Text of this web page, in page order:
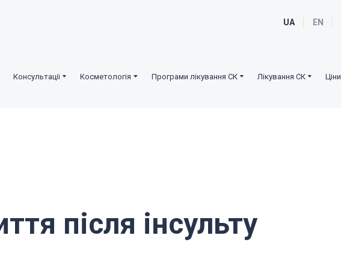
UA EN
Консультації Косметологія Програми лікування СК Лікування СК Ціни
після інсульту